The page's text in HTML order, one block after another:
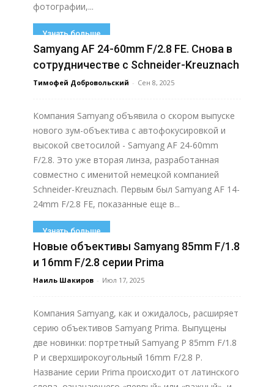
фотографии,...
Узнать больше
Samyang AF 24-60mm F/2.8 FE. Cнова в
сотрудничестве с Schneider-Kreuznach
Тимофей Добровольский - Сен 8, 2025
Компания Samyang объявила о скором выпуске
нового зум-объектива с автофокусировкой и
высокой светосилой - Samyang AF 24-60mm
F/2.8. Это уже вторая линза, разработанная
совместно с именитой немецкой компанией
Schneider-Kreuznach. Первым был Samyang AF 14-
24mm F/2.8 FE, показанные еще в...
Узнать больше
Новые объективы Samyang 85mm F/1.8
и 16mm F/2.8 серии Prima
Наиль Шакиров - Июл 17, 2025
Компания Samyang, как и ожидалось, расширяет
серию объективов Samyang Prima. Выпущены
две новинки: портретный Samyang P 85mm F/1.8
P и сверхширокоугольный 16mm F/2.8 P.
Название серии Prima происходит от латинского